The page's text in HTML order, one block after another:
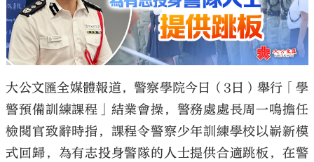
大公文匯
大公文匯全媒體報道，警察學院今日（3日）舉行「學
警預備訓練課程」結業會操，警務處處長周一鳴擔任
檢閱官致辭時指，課程令警察少年訓練學校以嶄新模
式回歸，為有志投身警隊的人士提供合適跳板，在警